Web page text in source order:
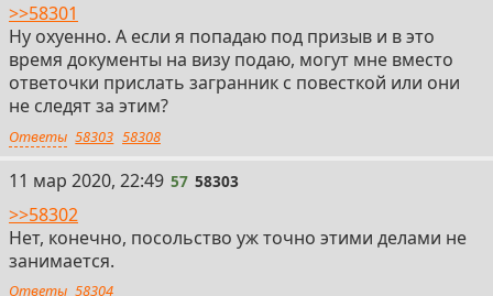
>>58301
Ну охуенно. А если я попадаю под призыв и в это
время документы на визу подаю, могут мне вместо
ответочки прислать загранник с повесткой или они
не следят за этим?
Ответы 58303 58308
57
11 мар 2020, 22:49 57 58303
>>58302
Нет, конечно, посольство уж точно этими делами не
занимается.
Ответы 58304